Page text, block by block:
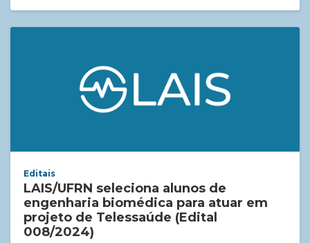
Editais
LAIS/UFRN seleciona alunos de
engenharia biomédica para atuar em
projeto de Telessaúde (Edital
008/2024)